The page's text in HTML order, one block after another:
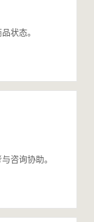
状态。
咨询协助。